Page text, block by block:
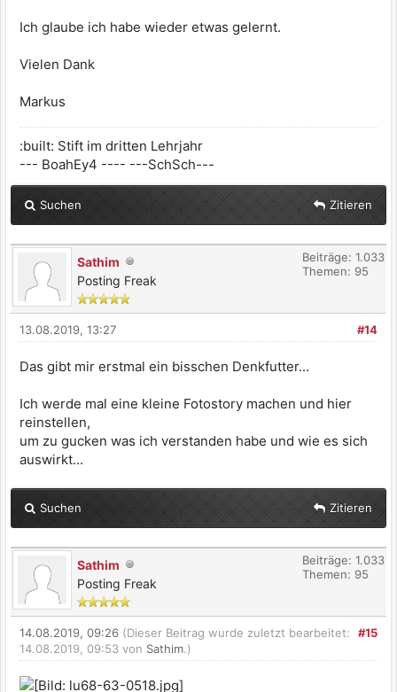
Ich glaube ich habe wieder etwas gelernt.
Vielen Dank
Markus
:built: Stift im dritten Lehrjahr
--- BoahEy4 ---- ---SchSch---
Suchen Zitieren
Sathim
Posting Freak
Beiträge: 1.033
Themen: 95
#14
13.08.2019, 13:27
Das gibt mir erstmal ein bisschen Denkfutter...
Ich werde mal eine kleine Fotostory machen und hier
reinstellen,
um zu gucken was ich verstanden habe und wie es sich
auswirkt...
Suchen Zitieren
Sathim
Posting Freak
Beiträge: 1.033
Themen: 95
#15
14.08.2019, 09:26 (Dieser Beitrag wurde zuletzt bearbeitet:
14.08.2019, 09:53 von Sathim.)